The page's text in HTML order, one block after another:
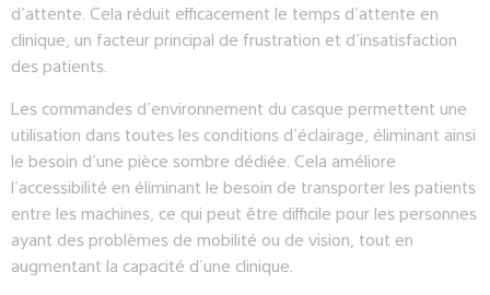
d’attente. Cela réduit efficacement le temps d’attente en
clinique, un facteur principal de frustration et d’insatisfaction
des patients.
Les commandes d’environnement du casque permettent une
utilisation dans toutes les conditions d’éclairage, éliminant ainsi
le besoin d’une pièce sombre dédiée. Cela améliore
l’accessibilité en éliminant le besoin de transporter les patients
entre les machines, ce qui peut être difficile pour les personnes
ayant des problèmes de mobilité ou de vision, tout en
augmentant la capacité d’une clinique.